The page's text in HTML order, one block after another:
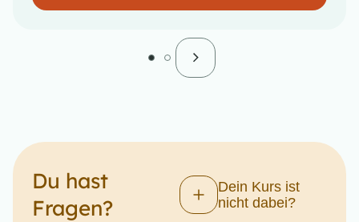
Du hast
Fragen?​
Dein Kurs ist
nicht dabei?